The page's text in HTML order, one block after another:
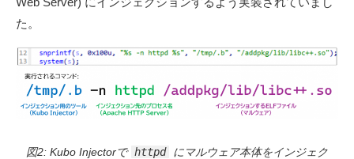
た。
図2: Kubo Injectorで httpd
にマルウェア本体をインジェク